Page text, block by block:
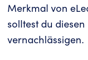
Merkmal von
solltest du
vernachlässigen.